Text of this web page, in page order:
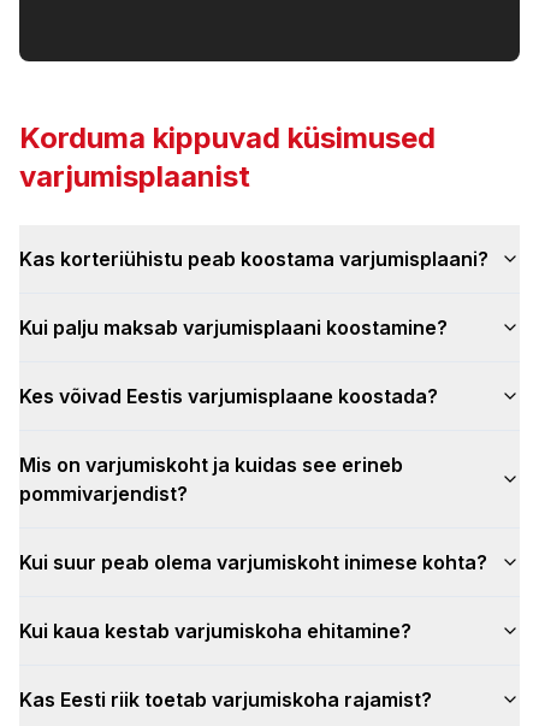
Korduma kippuvad küsimused
varjumisplaanist
Kas korteriühistu peab koostama varjumisplaani?
Kui palju maksab varjumisplaani koostamine?
Kes võivad Eestis varjumisplaane koostada?
Mis on varjumiskoht ja kuidas see erineb
pommivarjendist?
Kui suur peab olema varjumiskoht inimese kohta?
Kui kaua kestab varjumiskoha ehitamine?
Kas Eesti riik toetab varjumiskoha rajamist?